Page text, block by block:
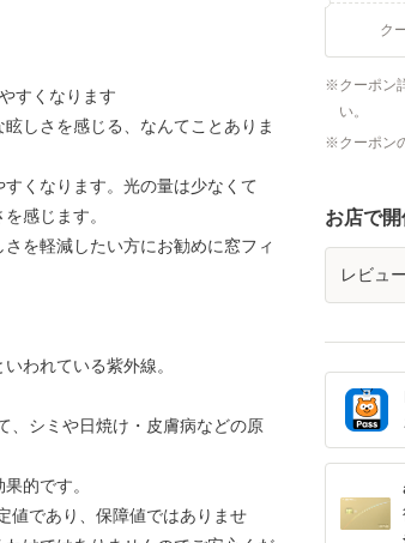
ク
クーポン
い。
クーポン
お店で
レビュ
すくなります
しさを感じる、なんてことありま
くなります。光の量は少なくて
感じます。
を軽減したい方にお勧めに窓フィ
われている紫外線。
、シミや日焼け・皮膚病などの原
的です。
値であり、保障値ではありませ